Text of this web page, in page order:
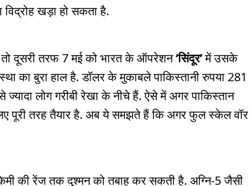
खड़ा हो सकता है.
दूसरी तरफ 7 मई को भारत के ऑपरेशन‘सिंदूर’में उसके
का बुरा हाल है. डॉलर के मुकाबले पाकिस्तानी रुपया 281
लोग गरीबी रेखा के नीचे हैं. ऐसे में अगर पाकिस्तान
पूरी तरह तैयार है. अब ये समझते हैं कि अगर फुल स्केल वॉर
की रेंज तक दुश्मन को तबाह कर सकती है. अग्नि-5 जैसी